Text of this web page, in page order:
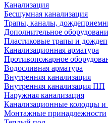
Канализация
Бесшумная канализация
Трапы, каналы,
Дополнительное
Пластиковые трапы и
Канализационная арматура
Противопожарное
Водосливная арматура
Внутренняя канализация
Внутренняя канализация ПП
Наружная канализация
Канализационные колодцы
Монтажные принадлежности